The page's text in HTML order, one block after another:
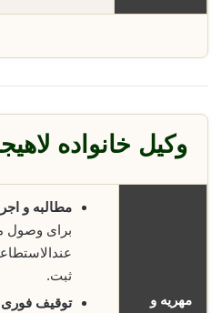
وکیل خانواده
مهریه و
مطالبه و
برای وصول
ثبت.
توقیف فوری